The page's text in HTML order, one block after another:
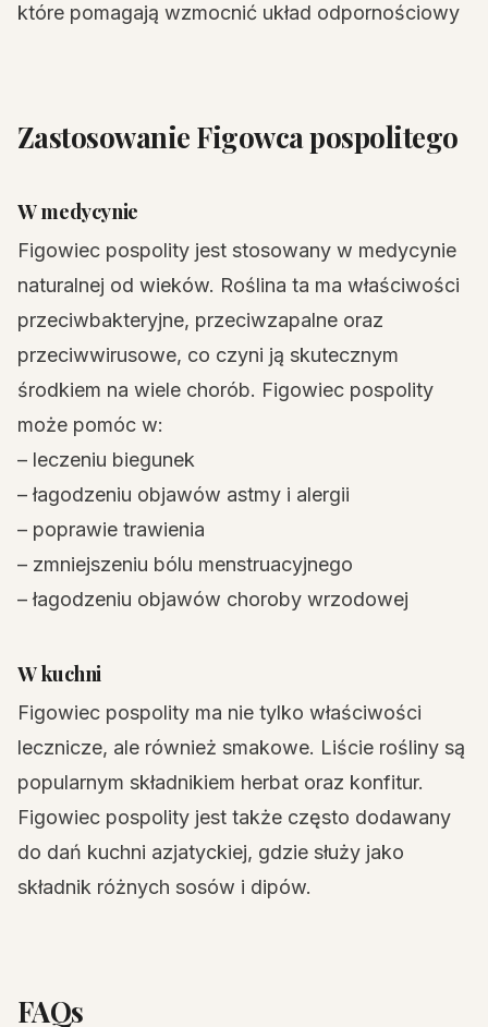
które pomagają wzmocnić układ odpornościowy
Zastosowanie Figowca pospolitego
W medycynie
Figowiec pospolity jest stosowany w medycynie
naturalnej od wieków. Roślina ta ma właściwości
przeciwbakteryjne, przeciwzapalne oraz
przeciwwirusowe, co czyni ją skutecznym
środkiem na wiele chorób. Figowiec pospolity
może pomóc w:
– leczeniu biegunek
– łagodzeniu objawów astmy i alergii
– poprawie trawienia
– zmniejszeniu bólu menstruacyjnego
– łagodzeniu objawów choroby wrzodowej
W kuchni
Figowiec pospolity ma nie tylko właściwości
lecznicze, ale również smakowe. Liście rośliny są
popularnym składnikiem herbat oraz konfitur.
Figowiec pospolity jest także często dodawany
do dań kuchni azjatyckiej, gdzie służy jako
składnik różnych sosów i dipów.
FAQs